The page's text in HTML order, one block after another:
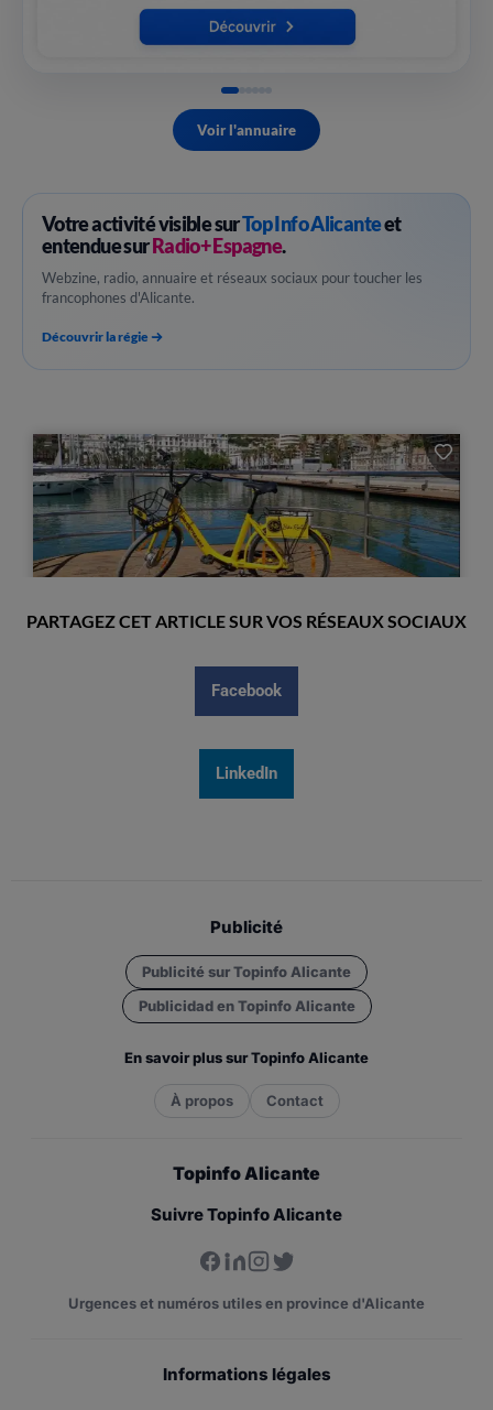
Voir l'annuaire
Votre activité visible surTop Info Alicanteet
entendue surRadio+ Espagne.
Webzine, radio, annuaire et réseaux sociaux pour toucher les
francophones d'Alicante.
Découvrir la régie
PARTAGEZ CET ARTICLE SUR VOS RÉSEAUX SOCIAUX
Facebook
LinkedIn
Publicité
Publicité sur Topinfo Alicante
Publicidad en Topinfo Alicante
En savoir plus sur Topinfo Alicante
À propos Contact
Topinfo Alicante
Suivre Topinfo Alicante
Urgences et numéros utiles en province d'Alicante
Informations légales